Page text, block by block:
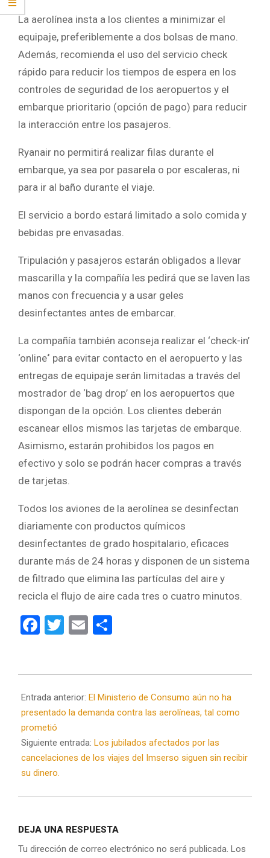
La aerolínea insta a los clientes a minimizar el
equipaje, preferiblemente a dos bolsas de mano.
Además, recomienda el uso del servicio check
rápido para reducir los tiempos de espera en los
controles de seguridad de los aeropuertos y el
embarque prioritario (opción de pago) para reducir
la interacción entre los pasajeros.
Ryanair no permitirá realizar filas durante el
embarque, ya sea por pasarela o por escaleras, ni
para ir al baño durante el viaje.
El servicio a bordo estará limitado a solo comida y
bebidas pre envasadas.
Tripulación y pasajeros estarán obligados a llevar
mascarilla y la compañía les pedirá que se laven las
manos con frecuencia y a usar geles
desinfectantes antes de embarcar.
La compañía también aconseja realizar el ‘check-in’
‘online‘ para evitar contacto en el aeropuerto y las
entregas de equipaje serán limitadas a través del
mostrador de ‘bag drop’ en los aeropuertos que
dispongan de la opción. Los clientes deberán
escanear ellos mismos las tarjetas de embarque.
Asimismo, estarán prohibidos los pagos en
efectivo y solo se podrán hacer compras a través
de tarjetas.
Todos los aviones de la aerolínea se desinfectan
diariamente con productos químicos
desinfectantes de grado hospitalario, eficaces
durante más de 24 horas y disponen de un sistema
de filtrado que elimina las partículas del aire y
recicla el flujo de aire cada tres o cuatro minutos.
Facebook
Twitter
Email
06-
29
Entrada anterior: El Ministerio de Consumo aún no ha
presentado la demanda contra las aerolíneas, tal como
prometió
Siguiente entrada: Los jubilados afectados por las
cancelaciones de los viajes del Imserso siguen sin recibir
su dinero.
DEJA UNA RESPUESTA
Tu dirección de correo electrónico no será publicada. Los